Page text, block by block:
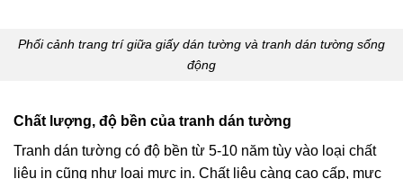
Phối cảnh trang trí giữa giấy dán tường và tranh dán tường sống
động
Chất lượng, độ bền của tranh dán tường
Tranh dán tường có độ bền từ 5-10 năm tùy vào loại chất
liệu in cũng như loại mực in. Chất liệu càng cao cấp, mực